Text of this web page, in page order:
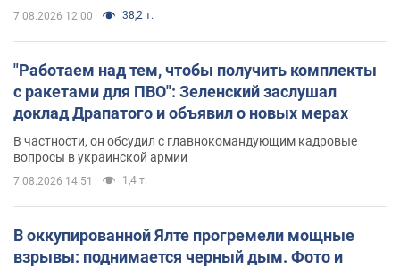
7.08.2026 12:00 38,2 т.
"Работаем над тем, чтобы получить комплекты
с ракетами для ПВО": Зеленский заслушал
доклад Драпатого и объявил о новых мерах
В частности, он обсудил с главнокомандующим кадровые
вопросы в украинской армии
7.08.2026 14:51 1,4 т.
В оккупированной Ялте прогремели мощные
взрывы: поднимается черный дым. Фото и